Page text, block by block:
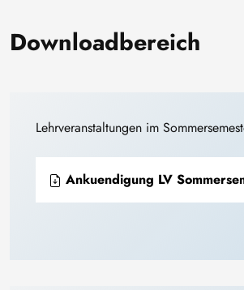
Downloadbereich
Lehrveranstaltungen im
Ankuendigung LV